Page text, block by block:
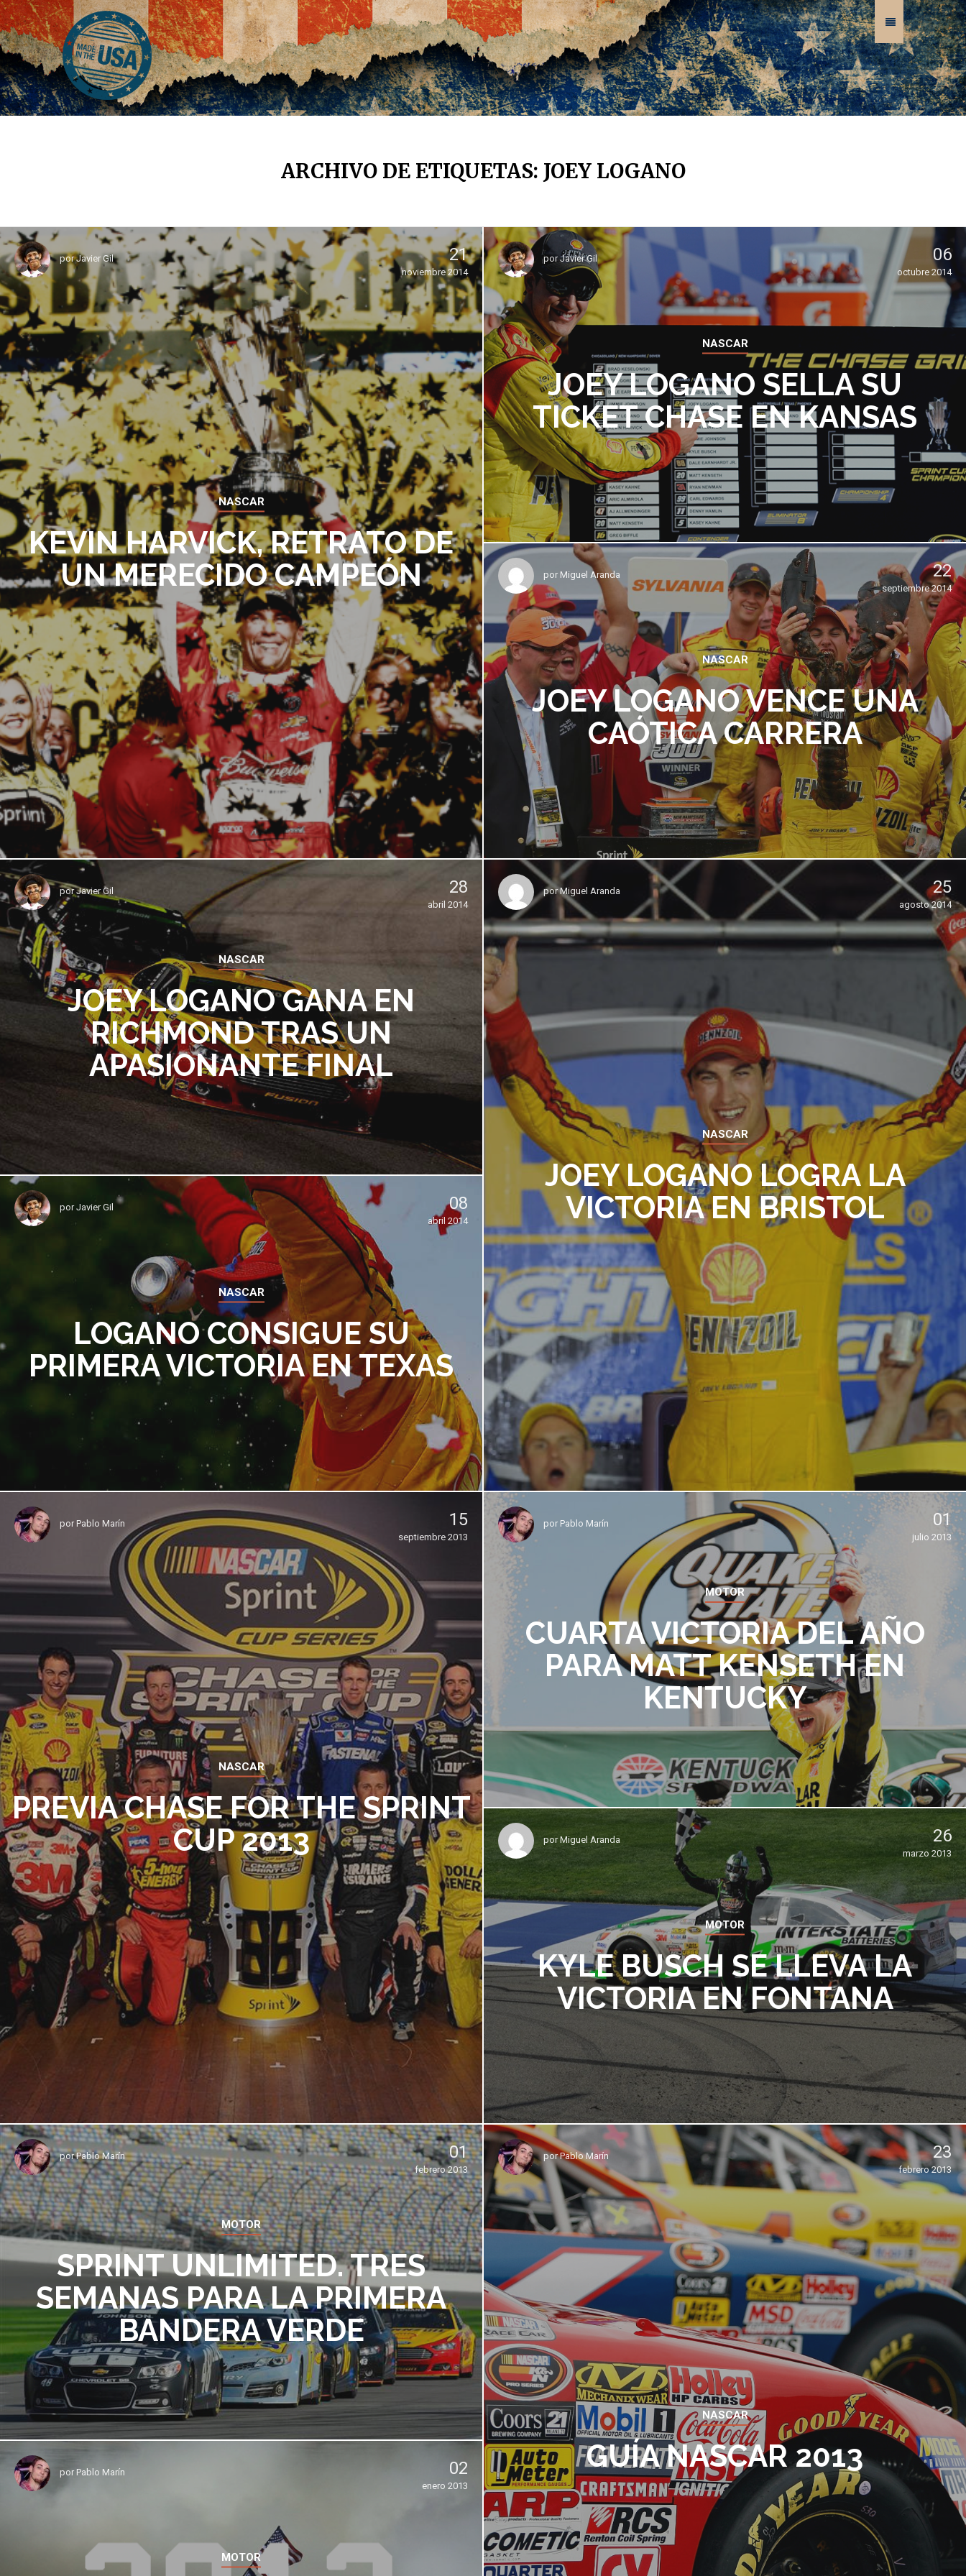
ARCHIVO DE ETIQUETAS: JOEY LOGANO
porJavier Gil 21
noviembre 2014
NASCAR
KEVIN HARVICK, RETRATO DE
UN MERECIDO CAMPEÓN
porJavier Gil 06
octubre 2014
NASCAR
JOEY LOGANO SELLA SU
TICKET CHASE EN KANSAS
por Miguel Aranda 22
septiembre 2014
NASCAR
JOEY LOGANO VENCE UNA
CAÓTICA CARRERA
porMiguel Aranda 25
agosto 2014
NASCAR
JOEY LOGANO LOGRA LA
VICTORIA EN BRISTOL
porJavier Gil 28
abril 2014
NASCAR
JOEY LOGANO GANA EN
RICHMOND TRAS UN
APASIONANTE FINAL
porJavier Gil 08
abril 2014
NASCAR
LOGANO CONSIGUE SU
PRIMERA VICTORIA EN TEXAS
por Pablo Marín 15
septiembre 2013
NASCAR
PREVIA CHASE FOR THE SPRINT
CUP 2013
por Pablo Marín 01
julio 2013
MOTOR
CUARTA VICTORIA DEL AÑO
PARA MATT KENSETH EN
KENTUCKY
porMiguel Aranda 26
marzo 2013
MOTOR
KYLE BUSCH SE LLEVA LA
VICTORIA EN FONTANA
porPablo Marín 23
febrero 2013
NASCAR
GUÍA NASCAR 2013
porPablo Marín 01
febrero 2013
MOTOR
SPRINT UNLIMITED. TRES
SEMANAS PARA LA PRIMERA
BANDERA VERDE
por Pablo Marín 02
enero 2013
MOTOR